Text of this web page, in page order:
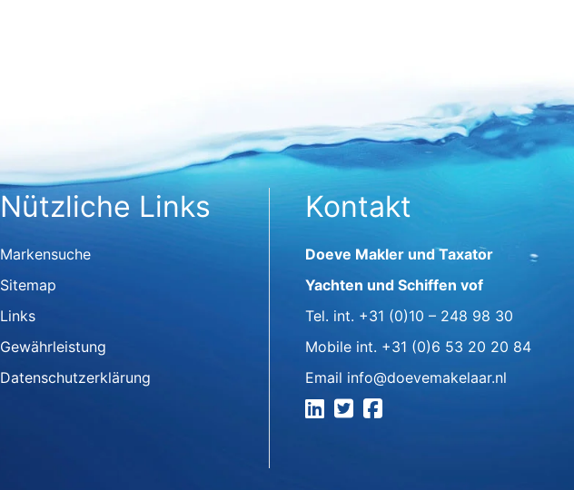
Nützliche Links
Markensuche
Sitemap
Links
Gewährleistung
Datenschutzerklärung
Kontakt
Doeve Makler und Taxator
Yachten und Schiffen vof
Tel. int. +31 (0)10 – 248 98 30
Mobile int. +31 (0)6 53 20 20 84
Email info@doevemakelaar.nl